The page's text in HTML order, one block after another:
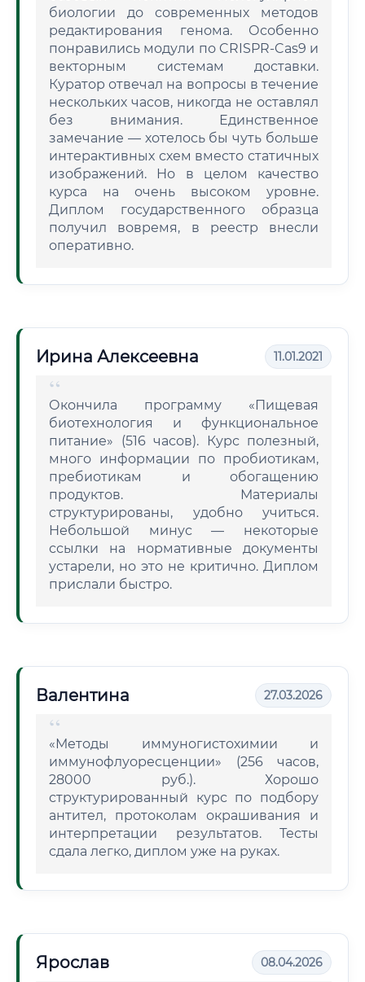
биологии до современных методов
редактирования генома. Особенно
понравились модули по CRISPR-Cas9 и
векторным системам доставки.
Куратор отвечал на вопросы в течение
нескольких часов, никогда не оставлял
без внимания. Единственное
замечание — хотелось бы чуть больше
интерактивных схем вместо статичных
изображений. Но в целом качество
курса на очень высоком уровне.
Диплом государственного образца
получил вовремя, в реестр внесли
оперативно.
Ирина Алексеевна 11.01.2021
Окончила программу «Пищевая
биотехнология и функциональное
питание» (516 часов). Курс полезный,
много информации по пробиотикам,
пребиотикам и обогащению
продуктов. Материалы
структурированы, удобно учиться.
Небольшой минус — некоторые
ссылки на нормативные документы
устарели, но это не критично. Диплом
прислали быстро.
Валентина 27.03.2026
«Методы иммуногистохимии и
иммунофлуоресценции» (256 часов,
28000 руб.). Хорошо
структурированный курс по подбору
антител, протоколам окрашивания и
интерпретации результатов. Тесты
сдала легко, диплом уже на руках.
Ярослав 08.04.2026